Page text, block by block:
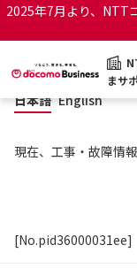
2025年7月より、NTT
まサ
NTTドコモビ
サポートト
サービス
日本語 English
現在、工事・故障情
[No.pid36000031ee]